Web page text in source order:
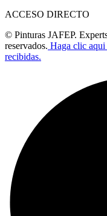
ACCESO DIRECTO
© Pinturas JAFEP.
reservados. Haga clic aqui
recibidas.